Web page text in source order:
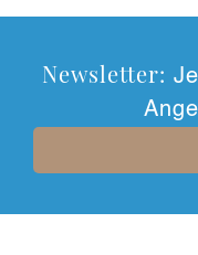
Newsletter: